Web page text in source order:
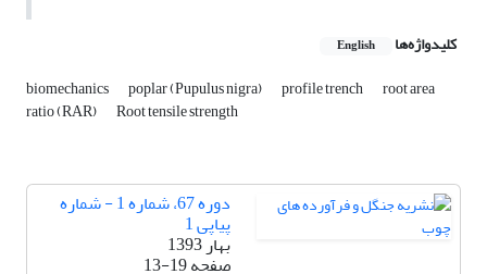
کلیدواژه‌ها English
biomechanics poplar (Pupulus nigra) profile trench root area
ratio (RAR) Root tensile strength
دوره 67، شماره 1 - شماره
پیاپی 1
بهار 1393
صفحه13-19